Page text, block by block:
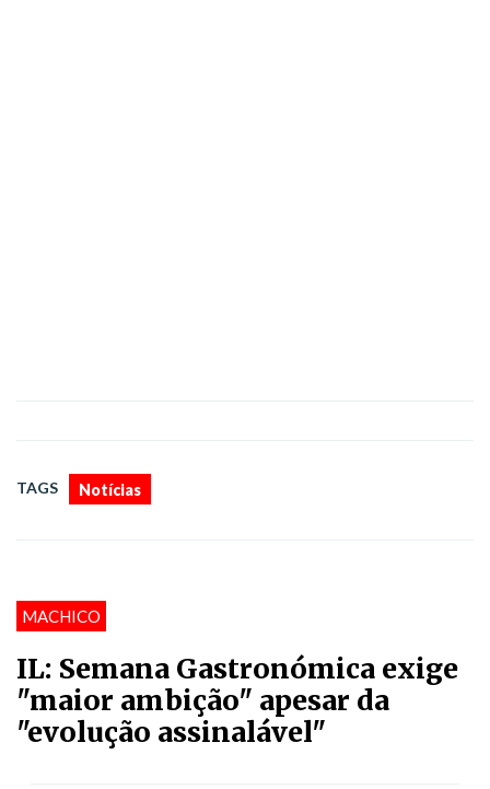
TAGS Notícias
MACHICO
IL: Semana Gastronómica exige
"maior ambição" apesar da
"evolução assinalável"